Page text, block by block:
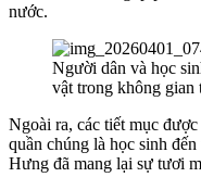
nước.
Người dân và học
vật trong không gian
Ngoài ra, các tiết mục
quần chúng là học sinh
Hưng đã mang lại sự tươi